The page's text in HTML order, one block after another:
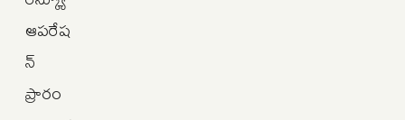
ఆపరేష
న్
ప్రారం